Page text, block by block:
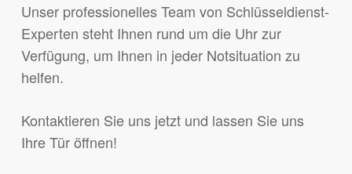
Unser professionelles Team von Schlüsseldienst-
Experten steht Ihnen rund um die Uhr zur
Verfügung, um Ihnen in jeder Notsituation zu
helfen.
Kontaktieren Sie uns jetzt und lassen Sie uns
Ihre Tür öffnen!